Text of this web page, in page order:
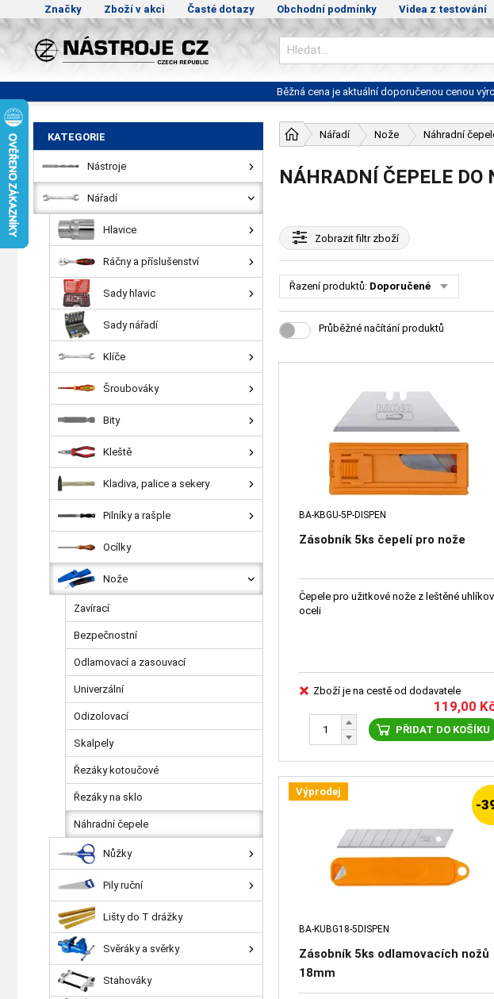
Značky Zboží v akci Časté dotazy Obchodní podmínky Videa z testování
Běžná cena je aktuální doporučenou cenou
Nářadí Nože Náhradní
NÁHRADNÍ ČEPELE DO
Zobrazitfiltr zboží
Řazení produktů: Doporučené
Průběžné načítání produktů
BA-KBGU-5P-DISPEN
Zásobník 5ks čepelí pro nože
Čepele pro užitkové nože z leštěné
oceli
Zboží je na cestě od dodavatele
119,00
PŘIDAT DO KOŠÍKU
Výprodej
-
BA-KUBG18-5DISPEN
Zásobník 5ks odlamovacích nožů
18mm
KATEGORIE
Nástroje
Nářadí
Hlavice
Ráčny a příslušenství
Sady hlavic
Sady nářadí
Klíče
Šroubováky
Bity
Kleště
Kladiva, palice a sekery
Pilníky a rašple
Ocílky
Nože
Zavírací
Bezpečnostní
Odlamovací a zasouvací
Univerzální
Odizolovací
Skalpely
Řezáky kotoučové
Řezáky na sklo
Náhradní čepele
Nůžky
Pily ruční
Lišty do T drážky
Svěráky a svěrky
Stahováky